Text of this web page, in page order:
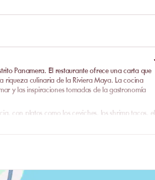
Panamera. El restaurante ofrece una carta que
riqueza culinaria de la Riviera Maya. La cocina
y las inspiraciones tomadas de lagastronomía
con platos como los ceviches , los shrimp tacos , el
identidad.
donde almorzar a la sombra de la estructura de